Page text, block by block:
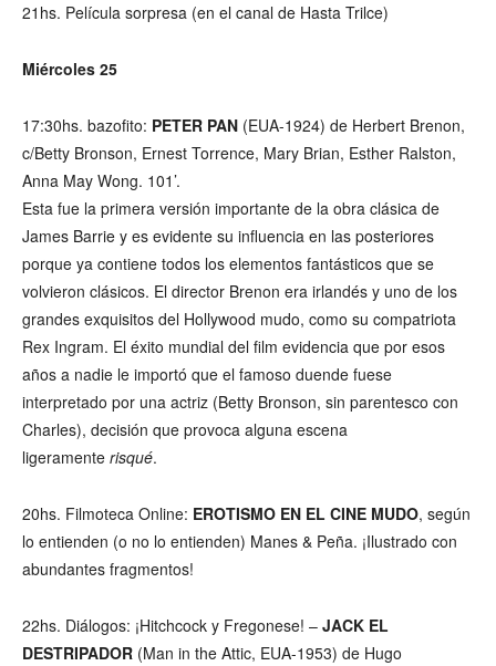
21hs. Película sorpresa (en el canal de Hasta Trilce)
Miércoles 25
17:30hs. bazofito: PETER PAN (EUA-1924) de Herbert Brenon,
c/Betty Bronson, Ernest Torrence, Mary Brian, Esther Ralston,
Anna May Wong. 101’.
Esta fue la primera versión importante de la obra clásica de
James Barrie y es evidente su influencia en las posteriores
porque ya contiene todos los elementos fantásticos que se
volvieron clásicos. El director Brenon era irlandés y uno de los
grandes exquisitos del Hollywood mudo, como su compatriota
Rex Ingram. El éxito mundial del film evidencia que por esos
años a nadie le importó que el famoso duende fuese
interpretado por una actriz (Betty Bronson, sin parentesco con
Charles), decisión que provoca alguna escena
ligeramente risqué.
20hs. Filmoteca Online: EROTISMO EN EL CINE MUDO, según
lo entienden (o no lo entienden) Manes & Peña. ¡Ilustrado con
abundantes fragmentos!
22hs. Diálogos: ¡Hitchcock y Fregonese! – JACK EL
DESTRIPADOR (Man in the Attic, EUA-1953) de Hugo